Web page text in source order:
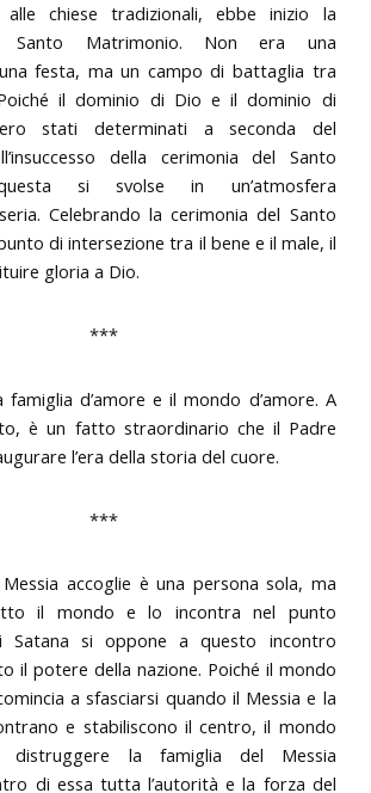
alle chiese tradizionali, ebbe inizio la
Santo Matrimonio. Non era una
festa, ma un campo di battaglia tra
il dominio di Dio e il dominio di
stati determinati a seconda del
della cerimonia del Santo
si svolse in un’atmosfera
Celebrando la cerimonia del Santo
di intersezione tra il bene e il male, il
gloria a Dio.
***
famiglia d’amore e il mondo d’amore. A
è un fatto straordinario che il Padre
l’era della storia del cuore.
***
accoglie è una persona sola, ma
il mondo e lo incontra nel punto
Satana si oppone a questo incontro
il potere della nazione. Poiché il mondo
a sfasciarsi quando il Messia e la
e stabiliscono il centro, il mondo
distruggere la famiglia del Messia
di essa tutta l’autorità e la forza del